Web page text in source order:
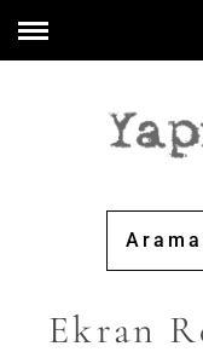
Ekran